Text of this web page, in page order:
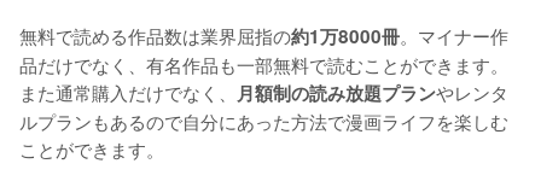
無料で読める作品数は業界屈指の約1万8000冊。マイナー作
品だけでなく、有名作品も一部無料で読むことができます。
また通常購入だけでなく、 月額制の読み放題プランやレンタ
ルプランもあるので自分にあった方法で漫画ライフを楽しむ
ことができます。